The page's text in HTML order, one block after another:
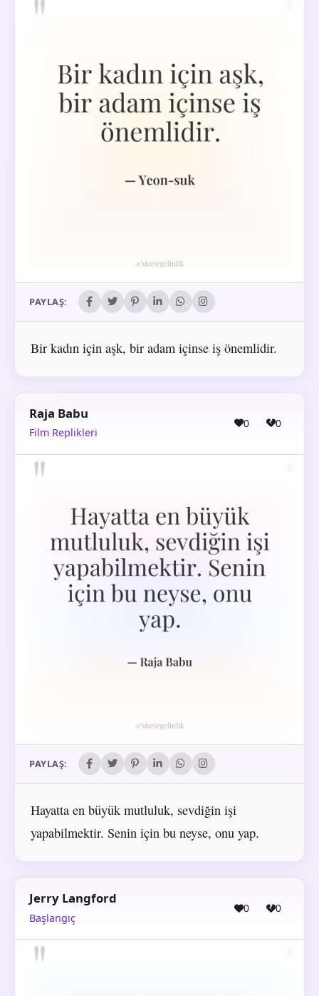
PAYLAŞ:
Bir kadın için aşk, bir adam içinse iş önemlidir.
Raja Babu
Film Replikleri
0 0
PAYLAŞ:
Hayatta en büyük mutluluk, sevdiğin işi
yapabilmektir. Senin için bu neyse, onu yap.
Jerry Langford
Başlangıç
0 0